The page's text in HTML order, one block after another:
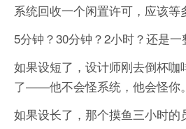
系统回收一个闲置许可，应该等
5分钟？30分钟？2小时？还是一
如果设短了，设计师刚去倒杯咖
了——他不会怪系统，他会怪你。
如果设长了，那个摸鱼三小时